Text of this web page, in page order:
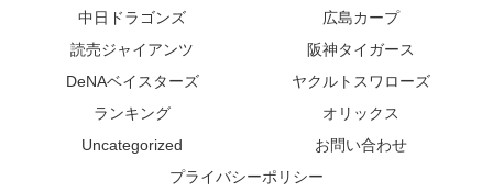
中日ドラゴンズ
広島カープ
読売ジャイアンツ
阪神タイガース
DeNAベイスターズ
ヤクルトスワローズ
ランキング
オリックス
Uncategorized
お問い合わせ
プライバシーポリシー